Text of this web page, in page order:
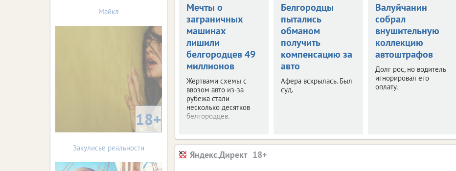
Мечты о
заграничных
машинах
лишили
белгородцев 49
миллионов
Жертвами схемы с
ввозом авто из-за
рубежа стали
несколько десятков
белгородцев.
Белгородцы
пытались
обманом
получить
компенсацию за
авто
Афера вскрылась. Был
суд.
Валуйчанин
собрал
внушительную
коллекцию
автоштрафов
Долг рос, но водитель
игнорировал его
оплату.
Яндекс.Директ
Майкл
18+
Закулисье реальности